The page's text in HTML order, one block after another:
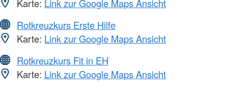
Karte: Link zur Google Maps Ansicht
Rotkreuzkurs Erste Hilfe
Karte: Link zur Google Maps Ansicht
Rotkreuzkurs Fit in EH
Karte: Link zur Google Maps Ansicht